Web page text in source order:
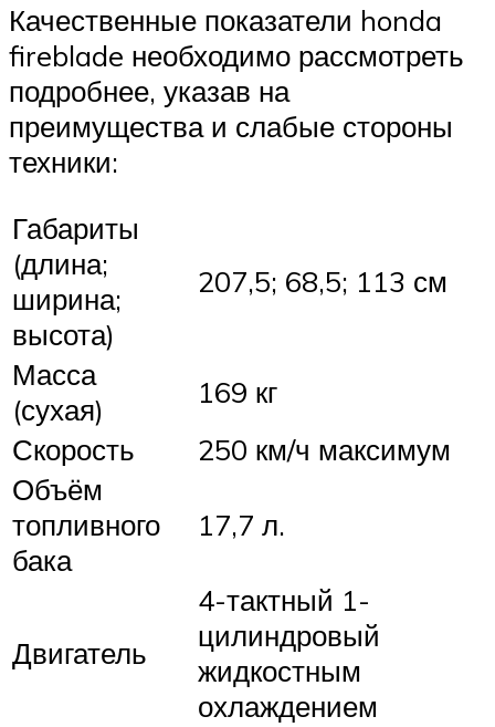
Качественные показатели honda
fireblade необходимо рассмотреть
подробнее, указав на
преимущества и слабые стороны
техники:
Габариты
(длина;
ширина;
высота)
207,5; 68,5; 113 см
Масса
(сухая)
169 кг
Скорость
250 км/ч максимум
Объём
топливного
бака
17,7 л.
Двигатель
4-тактный 1-
цилиндровый
жидкостным
охлаждением